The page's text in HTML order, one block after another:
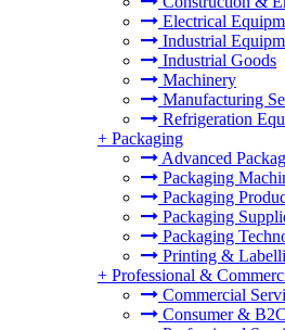
Electrical
Industrial
Industrial Goods
Machinery
Manufacturing
Refrigeration
+ Packaging
Advanced
Packaging
Packaging
Packaging
Packaging
Printing &
+ Professional &
Commercial
Consumer &